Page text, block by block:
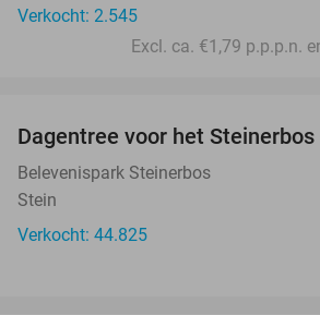
Verkocht: 2.545
Excl. ca. €1,79 p.p.p.n.
Dagentree voor het
Belevenispark Steinerbos
Stein
Verkocht: 44.825